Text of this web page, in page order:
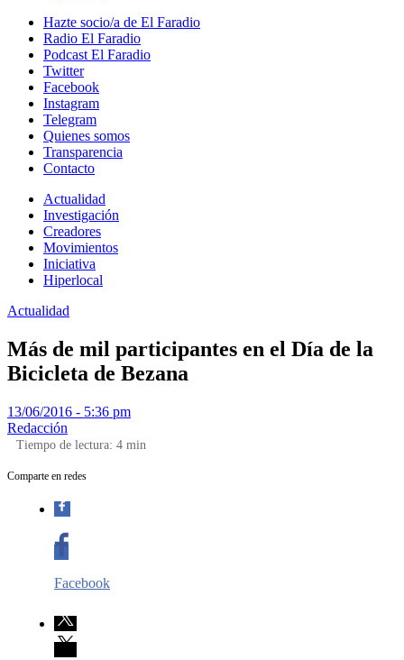
Hazte socio/a de El Faradio
Radio El Faradio
Podcast El Faradio
Twitter
Facebook
Instagram
Telegram
Quienes somos
Transparencia
Contacto
Actualidad
Investigación
Creadores
Movimientos
Iniciativa
Hiperlocal
Actualidad
Más de mil participantes en el Día de la
Bicicleta de Bezana
13/06/2016 - 5:36 pm
Redacción
Tiempo de lectura: 4 min
Comparte en redes
Facebook